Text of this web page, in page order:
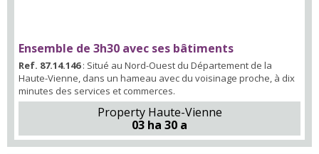
Ensemble de 3h30 avec ses bâtiments
Ref. 87.14.146: Situé au Nord-Ouest du Département de la
Haute-Vienne, dans un hameau avec du voisinage proche, à dix
minutes des services et commerces.
Property Haute-Vienne
03 ha 30 a